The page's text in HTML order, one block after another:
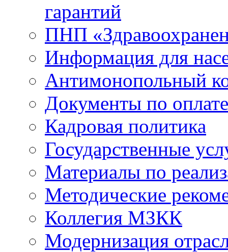
гарантий
ПНП
Информация для
Антимонопольный
Документы по
Кадровая политика
Государственные
Материалы по
Методические
Коллегия МЗКК
Модернизация